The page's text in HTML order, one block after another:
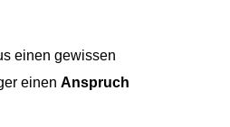
einen gewissen
einen Anspruch